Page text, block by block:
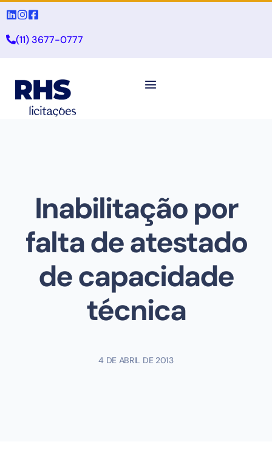
(11) 3677-0777
Inabilitação por
falta de atestado
de capacidade
técnica
4 DE ABRIL DE 2013